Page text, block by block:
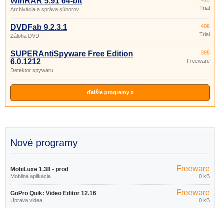
Archivácia a správa súborov
Trial
DVDFab 9.2.3.1
Záloha DVD.
406
Trial
SUPERAntiSpyware Free Edition
6.0.1212
Detektor spywaru.
395
Freeware
ďalšie programy »
Nové programy
MobiLuxe 1.38 - prod
Mobilná aplikácia
Freeware
0 kB
GoPro Quik: Video Editor 12.16
Úprava videa
Freeware
0 kB